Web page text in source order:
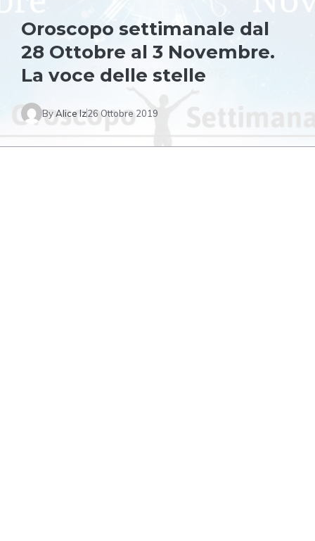
Oroscopo settimanale dal
28 Ottobre al 3 Novembre.
La voce delle stelle
ByAlice Iz26 Ottobre 2019